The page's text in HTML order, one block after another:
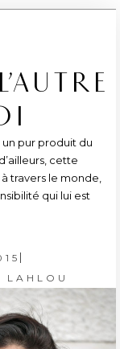
pur produit du
cette
travers le monde,
qui lui est